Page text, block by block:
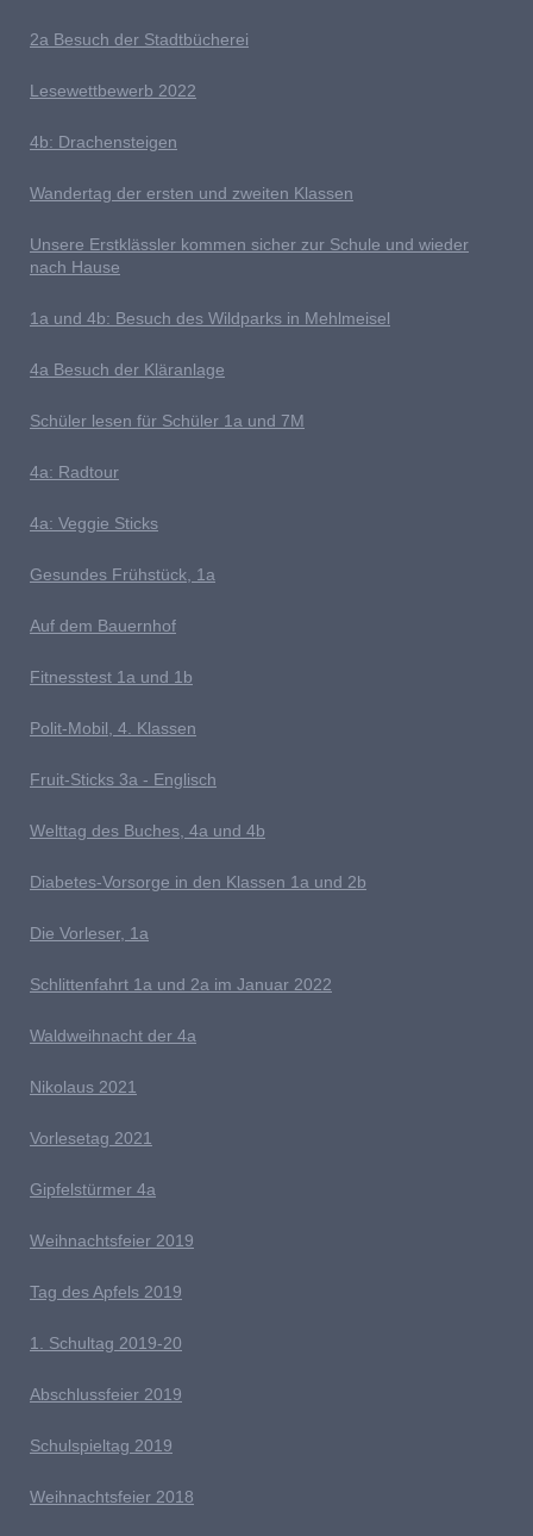
2a Besuch der Stadtbücherei
L esewettbewerb 2022
4b: Drachensteigen
Wandertag der ersten und zweiten Klassen
Unsere Erstklässler kommen sicher zur Schule und wieder
nach Hause
1a und 4b: Besuch des Wildparks in Mehlmeisel
4a Besuch der Kläranlage
Schüler lesen für Schüler 1a und 7M
4a: Radtour
4a: Veggie Sticks
Gesundes Frühstück, 1a
Auf dem Bauernhof
Fitnesstest 1a und 1b
Polit-Mobil, 4. Klassen
Fruit-Sticks 3a - Englisch
Welttag des Buches, 4a und 4b
Diabetes-Vorsorge in den Klassen 1a und 2b
Die Vorleser, 1a
Schlittenfahrt 1a und 2a im Januar 2022
Waldweihnacht der 4a
Nikolaus 2021
Vorlesetag 2021
Gipfelstürmer 4a
Weihnachtsfeier 2019
Tag des Apfels 2019
1. Schultag 2019-20
Abschlussfeier 2019
Schulspieltag 2019
Weihnachtsfeier 2018